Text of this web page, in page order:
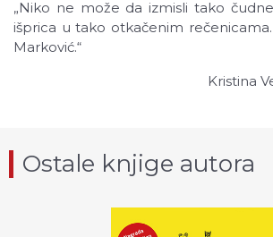
„Niko ne može da izmisli tako
išprica u tako otkačenim
Marković.“
Kristina
Ostale knjige autora